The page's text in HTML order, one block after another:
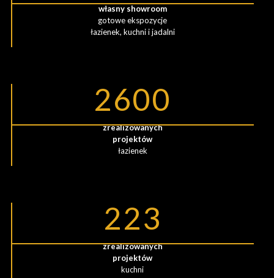
własny showroom
gotowe ekspozycje
łazienek, kuchni i jadalni
2600
zrealizowanych
projektów
łazienek
223
zrealizowanych
projektów
kuchni